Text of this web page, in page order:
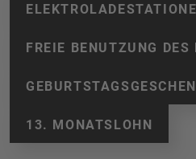
FREIE BENUTZUNG
13. MONATSLOHN